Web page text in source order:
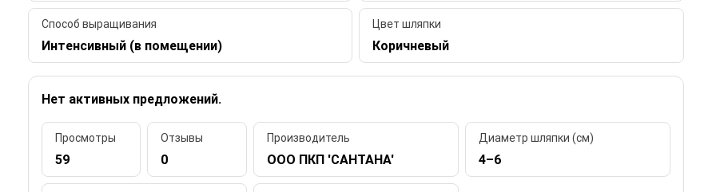
Способ выращивания
Интенсивный (в помещении)
Цвет шляпки
Коричневый
Нет активных предложений.
Просмотры
59
Отзывы
0
Производитель
ООО ПКП 'САНТАНА'
Диаметр шляпки (см)
4–6